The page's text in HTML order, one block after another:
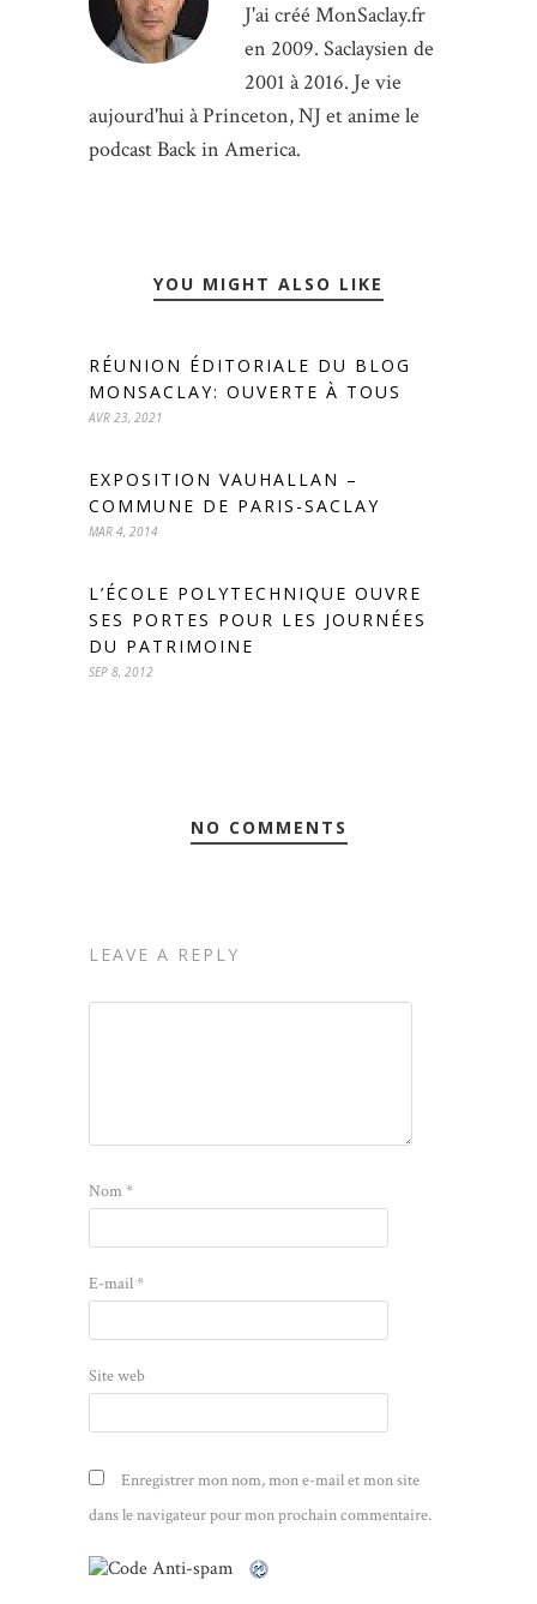
J'ai créé MonSaclay.fr
en 2009. Saclaysien de
2001 à 2016. Je vie
aujourd'hui à Princeton, NJ et anime le
podcast Back in America.
YOU MIGHT ALSO LIKE
RÉUNION ÉDITORIALE DU BLOG
MONSACLAY: OUVERTE À TOUS
AVR 23, 2021
EXPOSITION VAUHALLAN –
COMMUNE DE PARIS-SACLAY
MAR 4, 2014
L’ÉCOLE POLYTECHNIQUE OUVRE
SES PORTES POUR LES JOURNÉES
DU PATRIMOINE
SEP 8, 2012
NO COMMENTS
LEAVE A REPLY
Nom*
E-mail*
Site web
Enregistrer mon nom, mon e-mail et mon site
dans le navigateur pour mon prochain commentaire.